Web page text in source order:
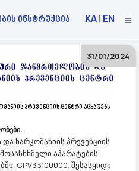
ინსტრუქცია KA| EN
Პრევენციის Ცენტრი Აცხადებს
31/01/2024
ნარკომანიის პრევენციის
აპარატების
CPV33100000. შესასყიდი